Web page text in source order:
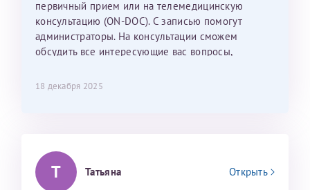
С ней общение было, как с давней знакомой, очень
лёгкое и простое. Вообще в данной клинике весь
персонал очень вежливый и чуткий, прям приятно
находиться. Мы собираемся туда ещё за вторым
сомнений.
Репродуктологи
26 июля 2026
первичный прием или на телемедицинскую
консультацию (ON-DOC). С записью помогут
администраторы. На консультации сможем
обсудить все интересующие вас вопросы,
18 декабря 2025
Т Татьяна Открыть